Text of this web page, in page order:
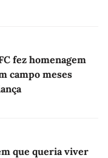
fez homenagem
campo meses
que queria viver